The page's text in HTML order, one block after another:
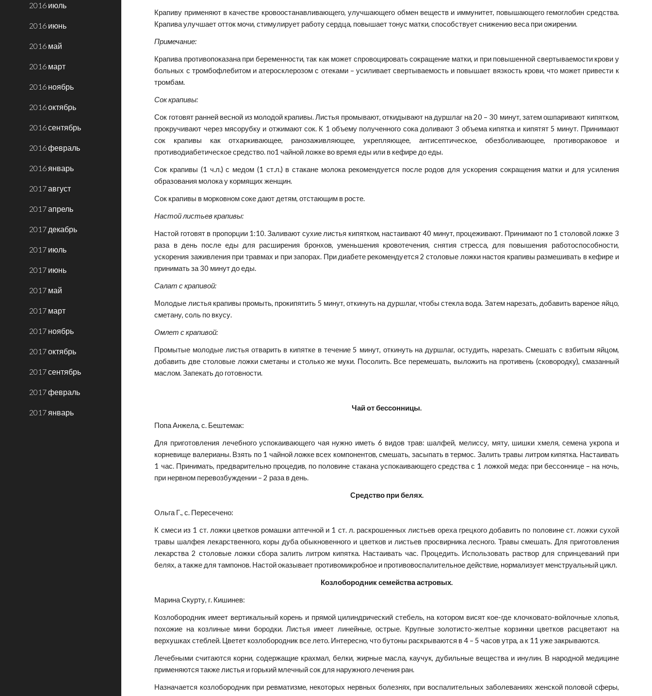
2016 июль
2016 июнь
2016 май
2016 март
2016 ноябрь
2016 октябрь
2016 сентябрь
2016 февраль
2016 январь
2017 август
2017 апрель
2017 декабрь
2017 июль
2017 июнь
2017 май
2017 март
2017 ноябрь
2017 октябрь
2017 сентябрь
2017 февраль
2017 январь
Крапиву применяют в качестве кровоостанавливающего, улучшающего обмен веществ и иммунитет, повышающего гемоглобин средства.
Крапива улучшает отток мочи, стимулирует работу сердца, повышает тонус матки, способствует снижению веса при ожирении.
Примечание:
Крапива противопоказана при беременности, так как может спровоцировать сокращение матки, и при повышенной свертываемости крови у
больных с тромбофлебитом и атеросклерозом с отеками – усиливает свертываемость и повышает вязкость крови, что может привести к
тромбам.
Сок крапивы:
Сок готовят ранней весной из молодой крапивы. Листья промывают, откидывают на дуршлаг на 20 – 30 минут, затем ошпаривают кипятком,
прокручивают через мясорубку и отжимают сок. К 1 объему полученного сока доливают 3 объема кипятка и кипятят 5 минут. Принимают
сок крапивы как отхаркивающее, ранозаживляющее, укрепляющее, антисептическое, обезболивающее, противораковое и
противодиабетическое средство. по1 чайной ложке во время еды или в кефире до еды.
Сок крапивы (1 ч.л.) с медом (1 ст.л.) в стакане молока рекомендуется после родов для ускорения сокращения матки и для усиления
образования молока у кормящих женщин.
Сок крапивы в морковном соке дают детям, отстающим в росте.
Настой листьев крапивы:
Настой готовят в пропорции 1:10. Заливают сухие листья кипятком, настаивают 40 минут, процеживают. Принимают по 1 столовой ложке 3
раза в день после еды для расширения бронхов, уменьшения кровотечения, снятия стресса, для повышения работоспособности,
ускорения заживления при травмах и при запорах. При диабете рекомендуется 2 столовые ложки настоя крапивы размешивать в кефире и
принимать за 30 минут до еды.
Салат с крапивой:
Молодые листья крапивы промыть, прокипятить 5 минут, откинуть на дуршлаг, чтобы стекла вода. Затем нарезать, добавить вареное яйцо,
сметану, соль по вкусу.
Омлет с крапивой:
Промытые молодые листья отварить в кипятке в течение 5 минут, откинуть на дуршлаг, остудить, нарезать. Смешать с взбитым яйцом,
добавить две столовые ложки сметаны и столько же муки. Посолить. Все перемешать, выложить на противень (сковородку), смазанный
маслом. Запекать до готовности.
Чай от бессонницы.
Попа Анжела, с. Бештемак:
Для приготовления лечебного успокаивающего чая нужно иметь 6 видов трав: шалфей, мелиссу, мяту, шишки хмеля, семена укропа и
корневище валерианы. Взять по 1 чайной ложке всех компонентов, смешать, засыпать в термос. Залить травы литром кипятка. Настаивать
1 час. Принимать, предварительно процедив, по половине стакана успокаивающего средства с 1 ложкой меда: при бессоннице – на ночь,
при нервном перевозбуждении – 2 раза в день.
Средство при белях.
Ольга Г., с. Пересечено:
К смеси из 1 ст. ложки цветков ромашки аптечной и 1 ст. л. раскрошенных листьев ореха грецкого добавить по половине ст. ложки сухой
травы шалфея лекарственного, коры дуба обыкновенного и цветков и листьев просвирника лесного. Травы смешать. Для приготовления
лекарства 2 столовые ложки сбора залить литром кипятка. Настаивать час. Процедить. Использовать раствор для спринцеваний при
белях, а также для тампонов. Настой оказывает противомикробное и противовоспалительное действие, нормализует менструальный цикл.
Козлобородник семейства астровых.
Марина Скурту, г. Кишинев:
Козлобородник имеет вертикальный корень и прямой цилиндрический стебель, на котором висят кое-где клочковато-войлочные хлопья,
похожие на козлиные мини бородки. Листья имеет линейные, острые. Крупные золотисто-желтые корзинки цветков расцветают на
верхушках стеблей. Цветет козлобородник все лето. Интересно, что бутоны раскрываются в 4 – 5 часов утра, а к 11 уже закрываются.
Лечебными считаются корни, содержащие крахмал, белки, жирные масла, каучук, дубильные вещества и инулин. В народной медицине
применяются также листья и горький млечный сок для наружного лечения ран.
Назначается козлобородник при ревматизме, некоторых нервных болезнях, при воспалительных заболеваниях женской половой сферы,